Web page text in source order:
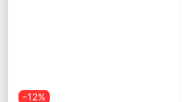
-12%